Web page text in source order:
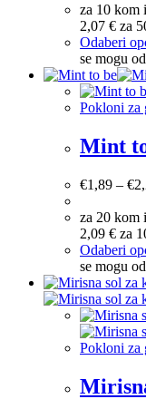
za 10 kom
2,07 € za
Odaberi
se mogu
Pokloni za
Mint
€1,89 – €
za 20 kom
2,09 € za
Odaberi
se mogu
Pokloni za